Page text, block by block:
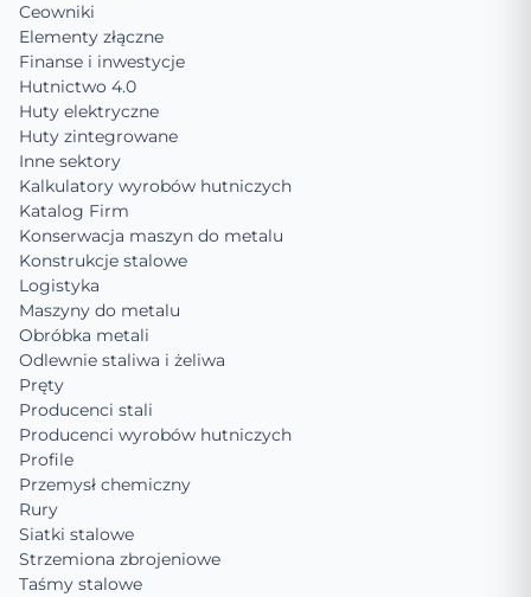
Ceowniki
Elementy złączne
Finanse i inwestycje
Hutnictwo 4.0
Huty elektryczne
Huty zintegrowane
Inne sektory
Kalkulatory wyrobów hutniczych
Katalog Firm
Konserwacja maszyn do metalu
Konstrukcje stalowe
Logistyka
Maszyny do metalu
Obróbka metali
Odlewnie staliwa i żeliwa
Pręty
Producenci stali
Producenci wyrobów hutniczych
Profile
Przemysł chemiczny
Rury
Siatki stalowe
Strzemiona zbrojeniowe
Taśmy stalowe